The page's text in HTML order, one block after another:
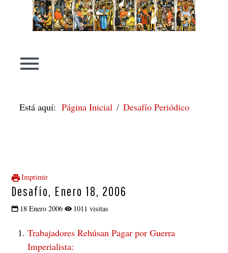
Está aquí:Página Inicial Desafío Periódico
Imprimir
Desafío, Enero 18, 2006
18 Enero 2006 1011 visitas
Trabajadores Rehúsan Pagar por Guerra
Imperialista: